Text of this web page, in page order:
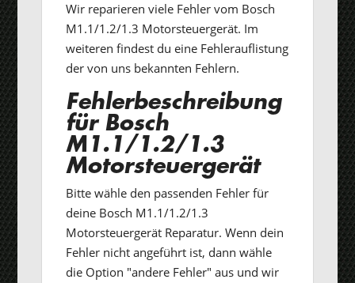
Wir reparieren viele Fehler vom Bosch
M1.1/1.2/1.3 Motorsteuergerät. Im
weiteren findest du eine Fehlerauflistung
der von uns bekannten Fehlern.
Fehlerbeschreibung
für Bosch
M1.1/1.2/1.3
Motorsteuergerät
Bitte wähle den passenden Fehler für
deine Bosch M1.1/1.2/1.3
Motorsteuergerät Reparatur. Wenn dein
Fehler nicht angeführt ist, dann wähle
die Option "andere Fehler" aus und wir